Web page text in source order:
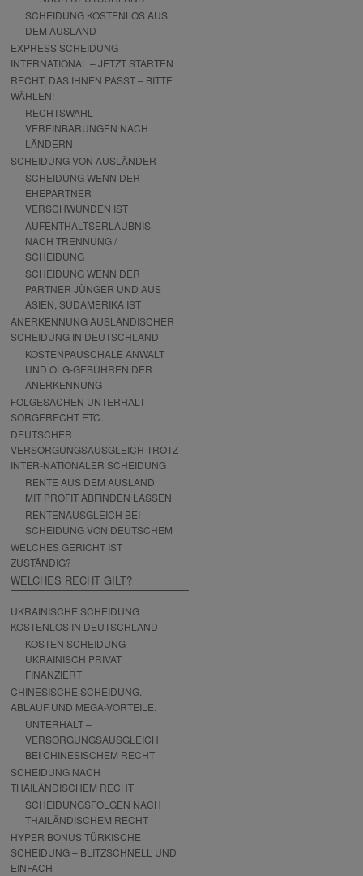
SCHEIDUNG KOSTENLOS AUS
DEM AUSLAND
EXPRESS SCHEIDUNG
INTERNATIONAL – JETZT STARTEN
RECHT, DAS IHNEN PASST – BITTE
WÄHLEN!
RECHTSWAHL-
VEREINBARUNGEN NACH
LÄNDERN
SCHEIDUNG VON AUSLÄNDER
SCHEIDUNG WENN DER
EHEPARTNER
VERSCHWUNDEN IST
AUFENTHALTSERLAUBNIS
NACH TRENNUNG /
SCHEIDUNG
SCHEIDUNG WENN DER
PARTNER JÜNGER UND AUS
ASIEN, SÜDAMERIKA IST
ANERKENNUNG AUSLÄNDISCHER
SCHEIDUNG IN DEUTSCHLAND
KOSTENPAUSCHALE ANWALT
UND OLG-GEBÜHREN DER
ANERKENNUNG
FOLGESACHEN UNTERHALT
SORGERECHT ETC.
DEUTSCHER
VERSORGUNGSAUSGLEICH TROTZ
INTER-NATIONALER SCHEIDUNG
RENTE AUS DEM AUSLAND
MIT PROFIT ABFINDEN LASSEN
RENTENAUSGLEICH BEI
SCHEIDUNG VON DEUTSCHEM
WELCHES GERICHT IST
ZUSTÄNDIG?
WELCHES RECHT GILT?
UKRAINISCHE SCHEIDUNG
KOSTENLOS IN DEUTSCHLAND
KOSTEN SCHEIDUNG
UKRAINISCH PRIVAT
FINANZIERT
CHINESISCHE SCHEIDUNG.
ABLAUF UND MEGA-VORTEILE.
UNTERHALT –
VERSORGUNGSAUSGLEICH
BEI CHINESISCHEM RECHT
SCHEIDUNG NACH
THAILÄNDISCHEM RECHT
SCHEIDUNGSFOLGEN NACH
THAILÄNDISCHEM RECHT
HYPER BONUS TÜRKISCHE
SCHEIDUNG – BLITZSCHNELL UND
EINFACH